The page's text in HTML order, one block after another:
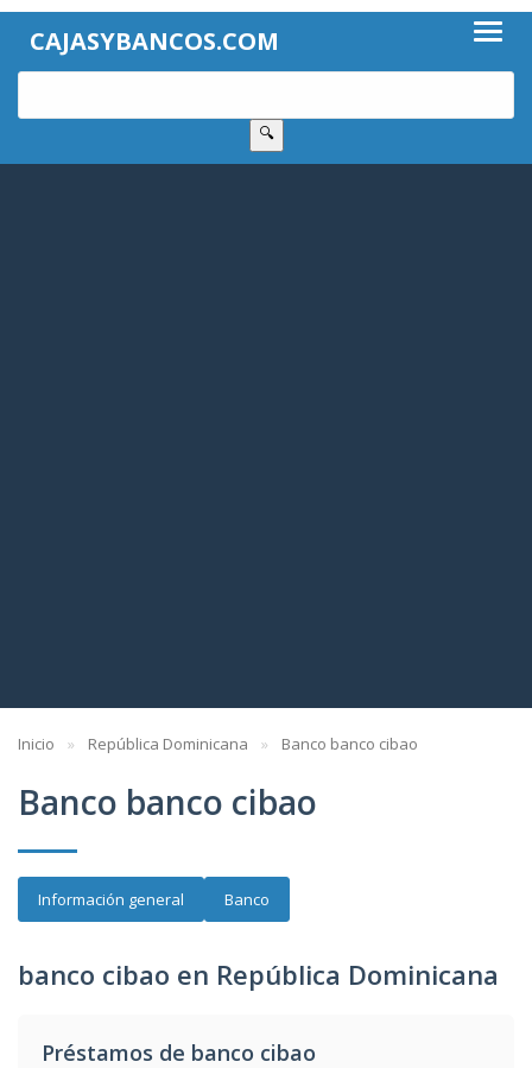
CAJASYBANCOS.COM
🔍
Inicio República Dominicana Banco banco cibao
Banco banco cibao
Información general Banco
banco cibao en República Dominicana
Préstamos de banco cibao